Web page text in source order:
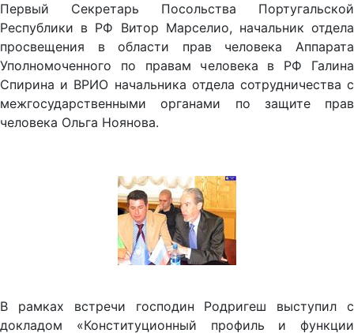
Первый Секретарь Посольства Португальской
Республики в РФ Витор Марселио, начальник отдела
просвещения в области прав человека Аппарата
Уполномоченного по правам человека в РФ Галина
Спирина и ВРИО начальника отдела сотрудничества с
межгосударственными органами по защите прав
человека Ольга Ноянова.
В рамках встречи господин Родригеш выступил с
докладом «Конституционный профиль и функции